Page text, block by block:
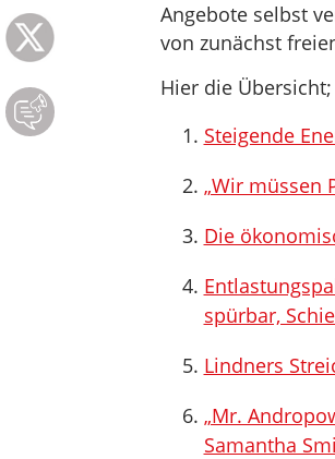
Angebote selbst
von zunächst
Hier die
Steigende
„Wir müssen
Die
spürbar,
Lindners
„Mr.
Samantha